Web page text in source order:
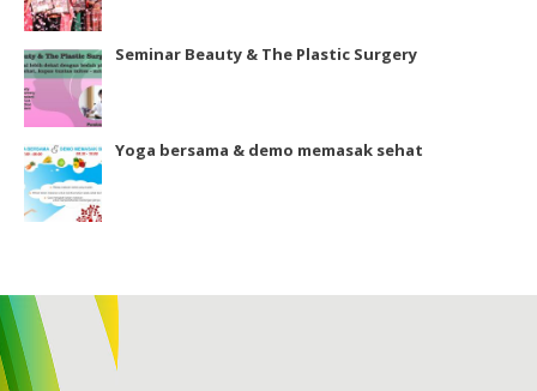
Seminar Beauty & The Plastic Surgery
Yoga bersama & demo memasak sehat